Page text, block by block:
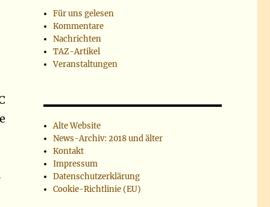
Für uns gelesen
Kommentare
Nachrichten
TAZ-Artikel
Veranstaltungen
Alte Website
News-Archiv: 2018 und älter
Kontakt
Impressum
Datenschutzerklärung
Cookie-Richtlinie (EU)